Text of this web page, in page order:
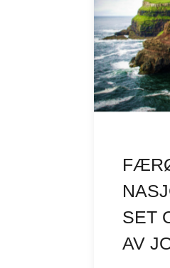
SET
AV